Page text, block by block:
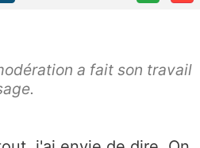
a fait son travail